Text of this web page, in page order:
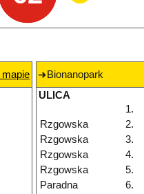
mapie
Bionanopark
ULICA
1.
Rzgowska
2.
Rzgowska
3.
Rzgowska
4.
Rzgowska
5.
Paradna
6.